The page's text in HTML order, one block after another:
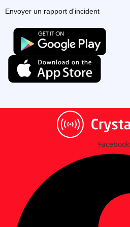
Envoyer un rapport d'incident
Facebook